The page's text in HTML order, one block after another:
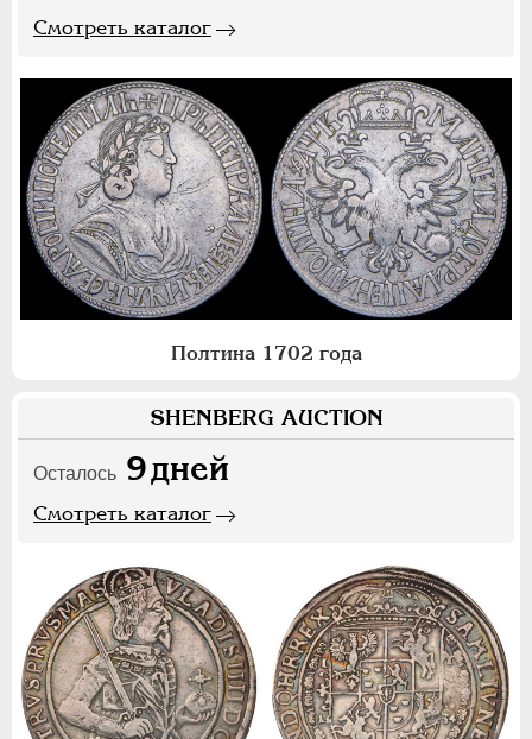
Смотреть каталог
Полтина 1702 года
SHENBERG AUCTION
Осталось 9дней
Смотреть каталог